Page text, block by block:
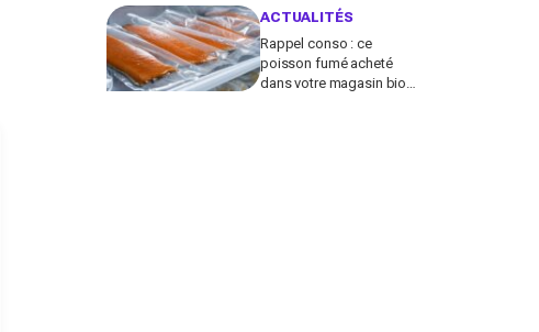
contaminé par la Listeria
ACTUALITÉS
Rappel conso : ce
poisson fumé acheté
dans votre magasin bio